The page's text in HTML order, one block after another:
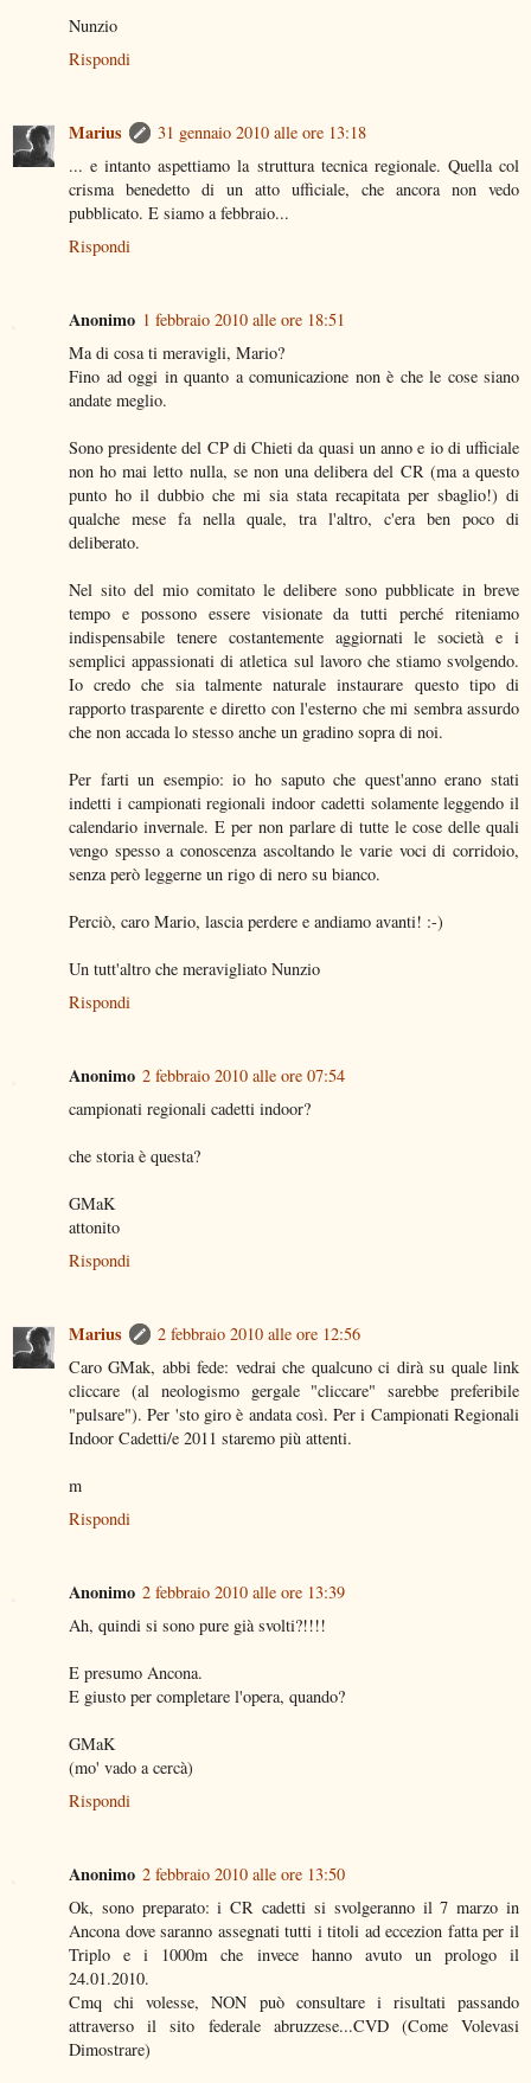
Nunzio
Rispondi
Marius
31 gennaio 2010 alle ore 13:18
... e intanto aspettiamo la struttura tecnica regionale. Quella col
crisma benedetto di un atto ufficiale, che ancora non vedo
pubblicato. E siamo a febbraio...
Rispondi
Anonimo 1 febbraio 2010 alle ore 18:51
Ma di cosa ti meravigli, Mario?
Fino ad oggi in quanto a comunicazione non è che le cose siano
andate meglio.
Sono presidente del CP di Chieti da quasi un anno e io di ufficiale
non ho mai letto nulla, se non una delibera del CR (ma a questo
punto ho il dubbio che mi sia stata recapitata per sbaglio!) di
qualche mese fa nella quale, tra l'altro, c'era ben poco di
deliberato.
Nel sito del mio comitato le delibere sono pubblicate in breve
tempo e possono essere visionate da tutti perché riteniamo
indispensabile tenere costantemente aggiornati le società e i
semplici appassionati di atletica sul lavoro che stiamo svolgendo.
Io credo che sia talmente naturale instaurare questo tipo di
rapporto trasparente e diretto con l'esterno che mi sembra assurdo
che non accada lo stesso anche un gradino sopra di noi.
Per farti un esempio: io ho saputo che quest'anno erano stati
indetti i campionati regionali indoor cadetti solamente leggendo il
calendario invernale. E per non parlare di tutte le cose delle quali
vengo spesso a conoscenza ascoltando le varie voci di corridoio,
senza però leggerne un rigo di nero su bianco.
Perciò, caro Mario, lascia perdere e andiamo avanti! :-)
Un tutt'altro che meravigliato Nunzio
Rispondi
Anonimo 2 febbraio 2010 alle ore 07:54
campionati regionali cadetti indoor?
che storia è questa?
GMaK
attonito
Rispondi
Marius
2 febbraio 2010 alle ore 12:56
Caro GMak, abbi fede: vedrai che qualcuno ci dirà su quale link
cliccare (al neologismo gergale "cliccare" sarebbe preferibile
"pulsare"). Per 'sto giro è andata così. Per i Campionati Regionali
Indoor Cadetti/e 2011 staremo più attenti.
m
Rispondi
Anonimo 2 febbraio 2010 alle ore 13:39
Ah, quindi si sono pure già svolti?!!!!
E presumo Ancona.
E giusto per completare l'opera, quando?
GMaK
(mo' vado a cercà)
Rispondi
Anonimo 2 febbraio 2010 alle ore 13:50
Ok, sono preparato: i CR cadetti si svolgeranno il 7 marzo in
Ancona dove saranno assegnati tutti i titoli ad eccezion fatta per il
Triplo e i 1000m che invece hanno avuto un prologo il
24.01.2010.
Cmq chi volesse, NON può consultare i risultati passando
attraverso il sito federale abruzzese...CVD (Come Volevasi
Dimostrare)